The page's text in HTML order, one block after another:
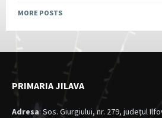
MORE POSTS
PRIMARIA JILAVA
Adresa: Sos. Giurgiului, nr. 279, judeţul